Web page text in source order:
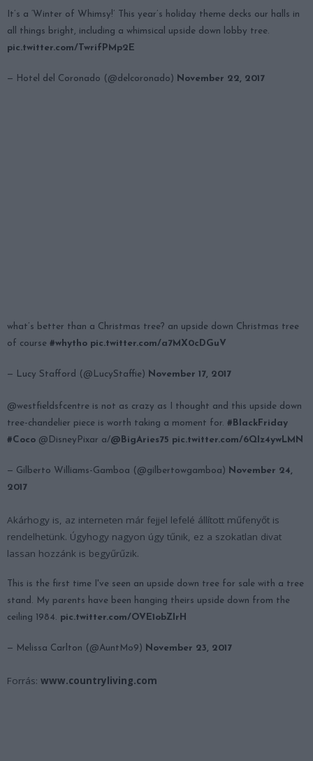
It’s a ‘Winter of Whimsy!’ This year’s holiday theme decks our halls in
all things bright, including a whimsical upside down lobby tree.
pic.twitter.com/TwrifPMp2E
— Hotel del Coronado (@delcoronado) November 22, 2017
what’s better than a Christmas tree? an upside down Christmas tree
of course #whytho pic.twitter.com/a7MX0cDGuV
— Lucy Stafford (@LucyStaffie) November 17, 2017
@westfieldsfcentre is not as crazy as I thought and this upside down
tree-chandelier piece is worth taking a moment for. #BlackFriday
#Coco @DisneyPixar a/@BigAries75 pic.twitter.com/6QIz4ywLMN
— Gilberto Williams-Gamboa (@gilbertowgamboa)
November 24,
2017
Akárhogy is, az interneten már fejjel lefelé állított műfenyőt is
rendelhetünk. Úgyhogy nagyon úgy tűnik, ez a szokatlan divat
lassan hozzánk is begyűrűzik.
This is the first time I've seen an upside down tree for sale with a tree
stand. My parents have been hanging theirs upside down from the
ceiling 1984. pic.twitter.com/OVE1obZlrH
— Melissa Carlton (@AuntMo9) November 23, 2017
Forrás: www.countryliving.com